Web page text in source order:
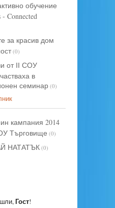
обучение
Connected
за красив дом
(0)
от ІІ СОУ
в
семинар(0)
кампания 2014
Търговище (0)
НАТАТЪК (0)
,Гост!